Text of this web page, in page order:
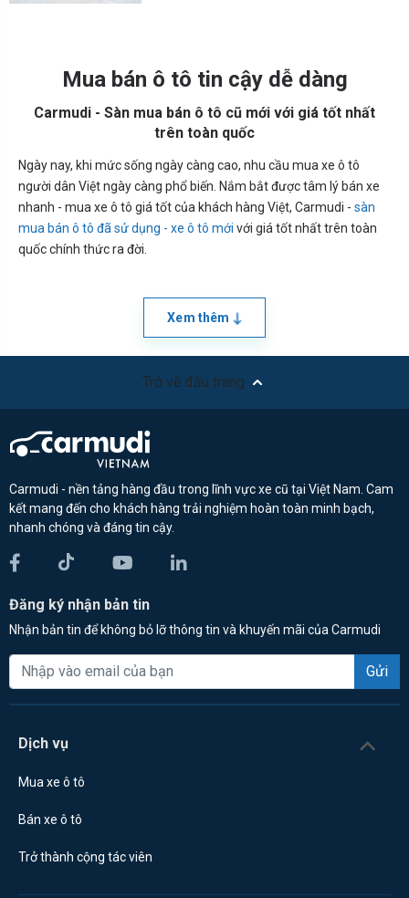
Mua bán ô tô tin cậy dễ dàng
Carmudi - Sàn mua bán ô tô cũ mới với giá tốt nhất
trên toàn quốc
Ngày nay, khi mức sống ngày càng cao, nhu cầu mua xe ô tô
người dân Việt ngày càng phổ biến. Nắm bắt được tâm lý bán xe
nhanh - mua xe ô tô giá tốt của khách hàng Việt, Carmudi - sàn
mua bán ô tô đã sử dụng - xe ô tô mới với giá tốt nhất trên toàn
quốc chính thức ra đời.
Xem thêm
Trở về đầu trang
Carmudi - nền tảng hàng đầu trong lĩnh vực xe cũ tại Việt Nam. Cam
kết mang đến cho khách hàng trải nghiệm hoàn toàn minh bạch,
nhanh chóng và đáng tin cậy.
Đăng ký nhận bản tin
Nhận bản tin để không bỏ lỡ thông tin và khuyến mãi của Carmudi
Gửi
Dịch vụ
Mua xe ô tô
Bán xe ô tô
Trở thành cộng tác viên